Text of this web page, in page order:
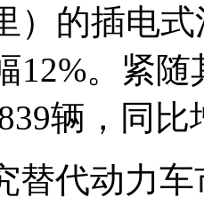
）的插电
12%。紧
辆，同
代动力车